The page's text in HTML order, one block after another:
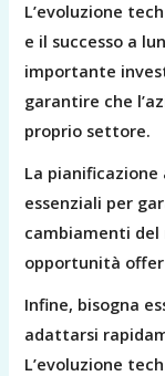
L’evoluzione
e il successo a
importante
garantire che
proprio settore.
La
essenziali per
cambiamenti
opportunità
Infine, bisogna
adattarsi
L’evoluzione